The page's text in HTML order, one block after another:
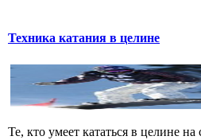
Техника катания в целине
Те, кто умеет кататься в целине